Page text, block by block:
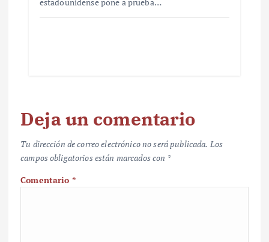
estadounidense pone a prueba…
Deja un comentario
Tu dirección de correo electrónico no será publicada. Los
campos obligatorios están marcados con *
Comentario *